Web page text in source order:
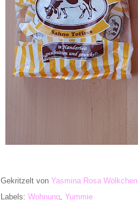
Gekritzelt von Yasmina Rosa Wölkchen
Labels: Wohnung Yummie